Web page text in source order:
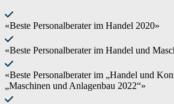
«Beste Personalberater im Handel 2020»
«Beste Personalberater im Handel und
«Beste Personalberater im „Handel und
„Maschinen und Anlagenbau 2022“»